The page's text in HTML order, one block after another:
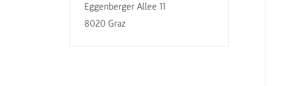
Eggenberger Allee 11
8020 Graz